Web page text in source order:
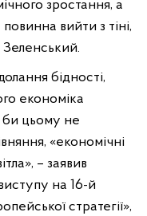
зростання, а
вийти з тіні,
бідності,
економіка
би цьому не
«економічні
– заявив
на 16-й
стратегії»,